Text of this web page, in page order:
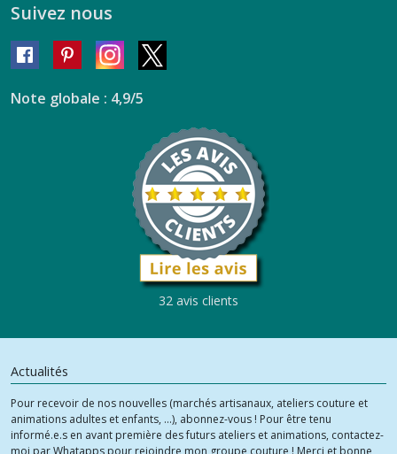
Suivez nous
Note globale : 4,9/5
32 avis clients
Actualités
Pour recevoir de nos nouvelles (marchés artisanaux, ateliers couture et
animations adultes et enfants, ...), abonnez-vous ! Pour être tenu
informé.e.s en avant première des futurs ateliers et animations, contactez-
moi par Whatapps pour rejoindre mon groupe couture ! Merci et bonne